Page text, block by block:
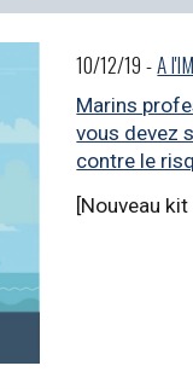
10/12/19 - A
Marins
vous devez
contre le
[Nouveau